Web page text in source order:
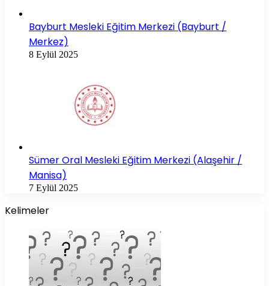
Bayburt Mesleki Eğitim Merkezi (Bayburt /
Merkez)
8 Eylül 2025
Sümer Oral Mesleki Eğitim Merkezi (Alaşehir /
Manisa)
7 Eylül 2025
Kelimeler